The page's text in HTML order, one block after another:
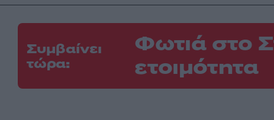
Συμβαίνει
τώρα:
Φωτιά στο
ετοιμότητα